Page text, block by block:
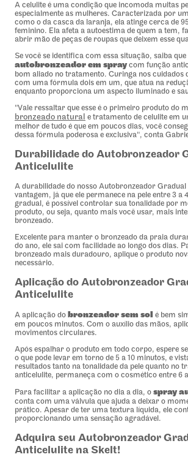
A celulite é uma condição que incomoda muitas
especialmente as mulheres. Caracterizada por
como o da casca da laranja, ela atinge cerca de
feminino. Ela afeta a autoestima de quem a tem,
abrir mão de peças de roupas que deixem esse
Se você se identifica com essa situação, saiba que
autobronzeador em spraycom função
bom aliado no tratamento. Curinga nos cuidados
com uma fórmula dois em um, que atua na
enquanto proporciona um aspecto iluminado e
"Vale ressaltar que esse é o primeiro produto do
bronzeado natural e tratamento de celulite em
melhor de tudo é que em poucos dias, você
dessa fórmula poderosa e exclusiva", conta
Durabilidade do Autobronzeador
Anticelulite
A durabilidade do nosso Autobronzeador
vantagem, já que ele permanece na pele entre 3 a
gradual, é possível controlar sua tonalidade por
produto, ou seja, quanto mais você usar, mais
bronzeado.
Excelente para manter o bronzeado da praia
do ano, ele sai com facilidade ao longo dos dias.
bronzeado mais duradouro, aplique o produto
necessário.
Aplicação do Autobronzeador
Anticelulite
A aplicação do bronzeador sem sol
é bem
em poucos minutos. Com o auxílio das mãos,
movimentos circulares.
Após espalhar o produto em todo corpo, espere
o que pode levar em torno de 5 a 10 minutos, e
resultados tanto na tonalidade da pele quanto no
anticelulite, permaneça com o cosmético entre 6
Para facilitar a aplicação no dia a dia, o spray
conta com uma válvula que ajuda a deixar o
prático. Apesar de ter uma textura líquida, ele
proporcionando uma sensação agradável.
Adquira seu Autobronzeador
Anticelulite na Skelt!